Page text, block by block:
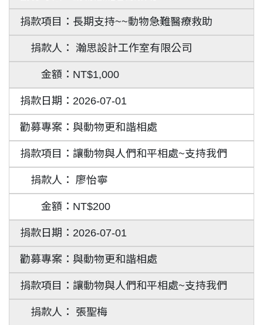
長期支持~~動物急難醫療救助
瀚思設計工作室有限公司
NT$1,000
2026-07-01
與動物更和諧相處
讓動物與人們和平相處~支持我們
廖怡寧
NT$200
2026-07-01
與動物更和諧相處
讓動物與人們和平相處~支持我們
張聖梅